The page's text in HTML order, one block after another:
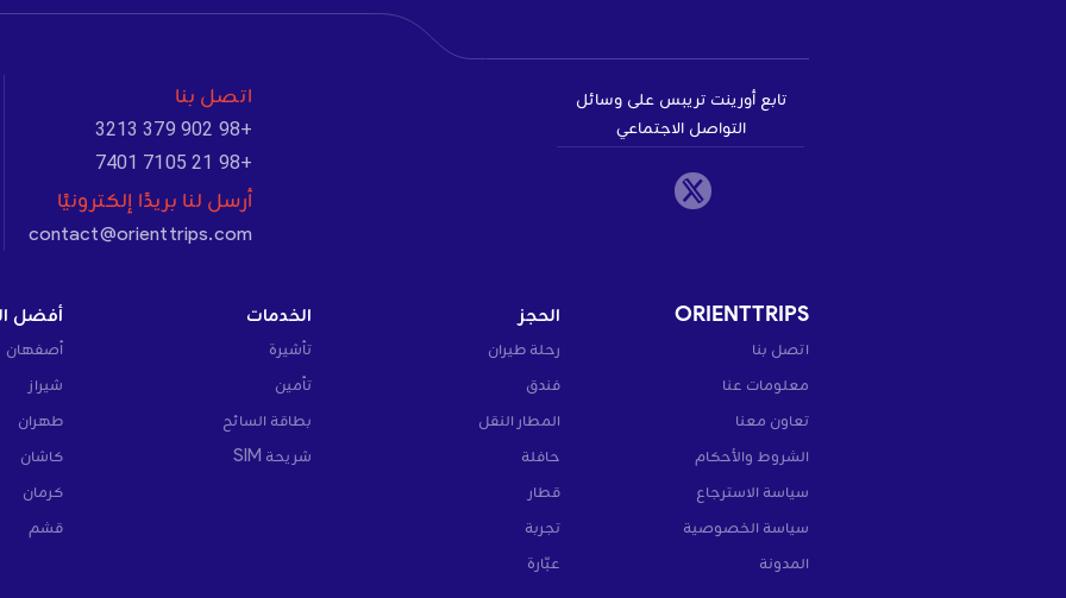
تابع أورينت تريبس على وسائل
التواصل الاجتماعي
اتصل بنا
+98 902 379 3213
+98 21 7105 7401
أرسل لنا بريدًا إلكترونيًا
contact@orienttrips.com
ORIENTTRIPS
اتصل بنا
معلومات عنا
تعاون معنا
الشروط والأحكام
سياسة الاسترجاع
سياسة الخصوصية
المدونة
الحجز
رحلة طيران
فندق
المطار النقل
حافلة
قطار
تجربة
عبّارة
الخدمات
تأشيرة
تأمين
بطاقة السائح
شريحة SIM
أفضل
أصفهان
شيراز
طهران
كاشان
كرمان
قشم